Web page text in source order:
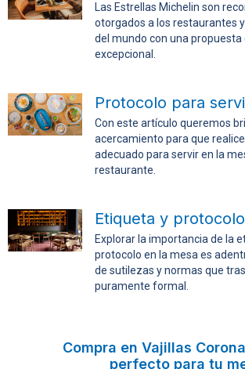
Las Estrellas Michelin son
otorgados a los restaurantes
del mundo con una propuesta
excepcional.
Con este artículo queremos
acercamiento para que
adecuado para servir en la
restaurante.
Explorar la importancia de la
protocolo en la mesa es
de sutilezas y normas que
puramente formal.
Compra en Vajillas
perfecto para tu